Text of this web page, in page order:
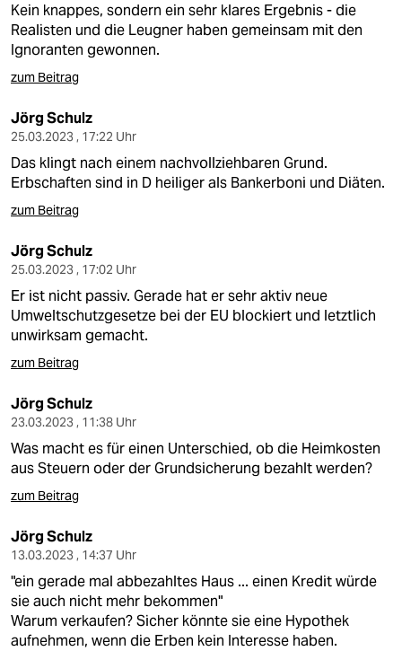
Kein knappes, sondern ein sehr klares Ergebnis - die
Realisten und die Leugner haben gemeinsam mit den
Ignoranten gewonnen.
zum Beitrag
Jörg Schulz
25.03.2023 , 17:22 Uhr
Das klingt nach einem nachvollziehbaren Grund.
Erbschaften sind in D heiliger als Bankerboni und Diäten.
zum Beitrag
Jörg Schulz
25.03.2023 , 17:02 Uhr
Er ist nicht passiv. Gerade hat er sehr aktiv neue
Umweltschutzgesetze bei der EU blockiert und letztlich
unwirksam gemacht.
zum Beitrag
Jörg Schulz
23.03.2023 , 11:38 Uhr
Was macht es für einen Unterschied, ob die Heimkosten
aus Steuern oder der Grundsicherung bezahlt werden?
zum Beitrag
Jörg Schulz
13.03.2023 , 14:37 Uhr
"ein gerade mal abbezahltes Haus ... einen Kredit würde
sie auch nicht mehr bekommen"
Warum verkaufen? Sicher könnte sie eine Hypothek
aufnehmen, wenn die Erben kein Interesse haben.